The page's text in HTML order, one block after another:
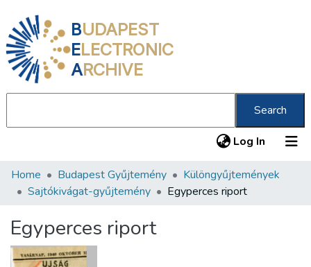
BUDAPEST
ELECTRONIC
ARCHIVE
Search
Log In (current)
Communities & Collections
Statistics
About us
Home Budapest Gyűjtemény
Különgyűjtemények
Sajtókivágat-gyűjtemény
Egyperces riport
Egyperces riport